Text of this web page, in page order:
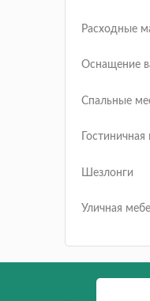
Расходные
Оснащение
Спальные
Шезлонги
Уличная